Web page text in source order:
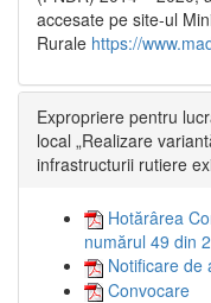
accesate pe site-ul
Rurale https://
Expropriere pentru
local „Realizare
infrastructurii rutiere
Hotărârea
numărul 49 din
Notificare de
Convocare